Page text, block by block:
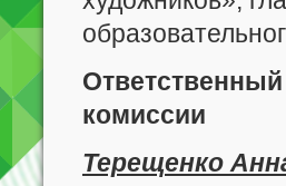
комиссии
Терещенко